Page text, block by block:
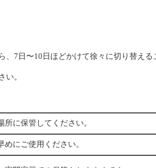
7日〜10日ほどかけて徐々に切り替える
い。
に保管してください。
にご使用ください。